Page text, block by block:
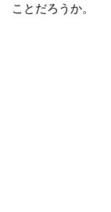
ことだろうか。